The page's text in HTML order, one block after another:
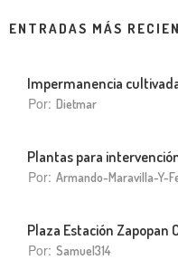
ENTRADAS MÁS
Impermanencia
Por: Dietmar
Plantas para
Por: Armando-Maravilla-Y-
Plaza Estación Zapopan
Por: Samuel314